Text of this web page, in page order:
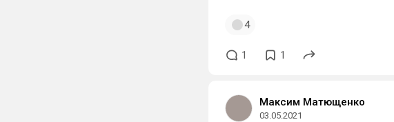
4
1 1
Максим Матющенко
03.05.2021